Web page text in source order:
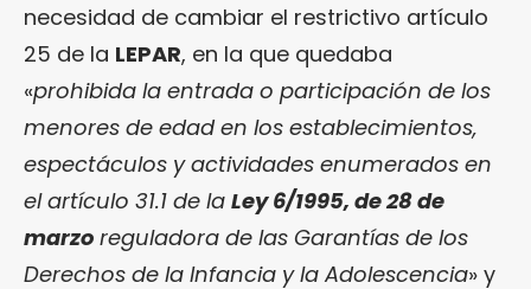
necesidad de cambiar el restrictivo artículo
25 de la LEPAR, en la que quedaba
«prohibida la entrada o participación de los
menores de edad en los establecimientos,
espectáculos y actividades enumerados en
el artículo 31.1 de la Ley 6/1995, de 28 de
marzo reguladora de las Garantías de los
Derechos de la Infancia y la Adolescencia» y